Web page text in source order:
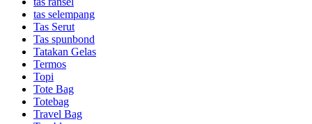
tas selempang
Tas Serut
Tas spunbond
Tatakan Gelas
Termos
Topi
Tote Bag
Totebag
Travel Bag